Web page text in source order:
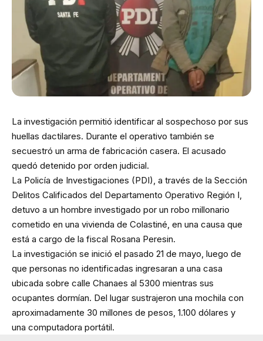
La investigación permitió identificar al sospechoso por sus
huellas dactilares. Durante el operativo también se
secuestró un arma de fabricación casera. El acusado
quedó detenido por orden judicial.
La Policía de Investigaciones (PDI), a través de la Sección
Delitos Calificados del Departamento Operativo Región I,
detuvo a un hombre investigado por un robo millonario
cometido en una vivienda de Colastiné, en una causa que
está a cargo de la fiscal Rosana Peresin.
La investigación se inició el pasado 21 de mayo, luego de
que personas no identificadas ingresaran a una casa
ubicada sobre calle Chanaes al 5300 mientras sus
ocupantes dormían. Del lugar sustrajeron una mochila con
aproximadamente 30 millones de pesos, 1.100 dólares y
una computadora portátil.